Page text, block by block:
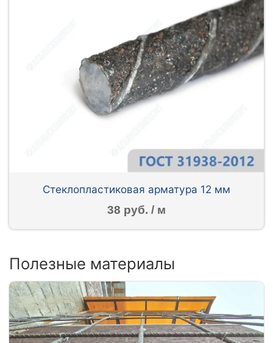
Стеклопластиковая арматура 12 мм
38 руб. / м
Полезные материалы